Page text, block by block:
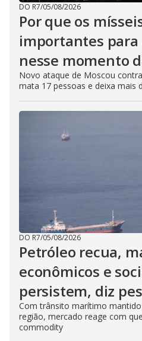
DO R7/05/08/2026
Por que os
importantes para
nesse momento
Novo ataque de Moscou
mata 17 pessoas e deixa mais
DO R7/05/08/2026
Petróleo recua,
econômicos e
persistem, diz
Com trânsito marítimo
região, mercado reage com
commodity